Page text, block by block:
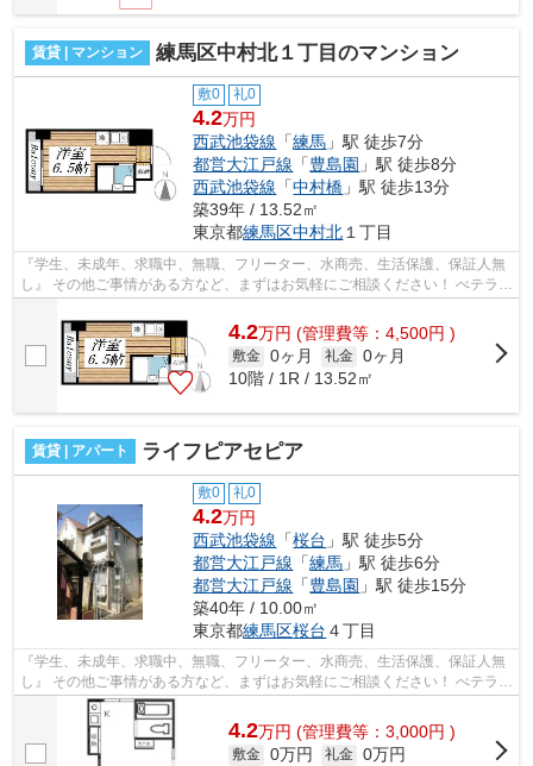
賃貸 | マンション 練馬区中村北１丁目のマンション
敷0 礼0
4.2万円
西武池袋線 「練馬 」駅 徒歩7分
都営大江戸線 「豊島園 」駅 徒歩8分
西武池袋線 「中村橋 」駅 徒歩13分
築39年 / 13.52㎡
東京都練馬区中村北 １丁目
『学生、未成年、求職中、無職、フリーター、水商売、生活保護、保証人無
し』 その他ご事情がある方など、まずはお気軽にご相談ください！ べテラン
スタッフが対応致しますのでご希望...
4.2万円 (管理費等：4,500円 )
敷金 0ヶ月 礼金 0ヶ月
10階 / 1R / 13.52㎡
賃貸 | アパート ライフピアセピア
敷0 礼0
4.2万円
西武池袋線 「桜台 」駅 徒歩5分
都営大江戸線 「練馬 」駅 徒歩6分
都営大江戸線 「豊島園 」駅 徒歩15分
築40年 / 10.00㎡
東京都練馬区桜台 ４丁目
『学生、未成年、求職中、無職、フリーター、水商売、生活保護、保証人無
し』 その他ご事情がある方など、まずはお気軽にご相談ください！ べテラン
スタッフが対応致しますのでご希望...
4.2万円 (管理費等：3,000円 )
敷金 0万円 礼金 0万円